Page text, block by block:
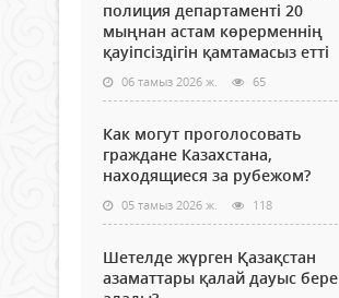
полиция департаменті 20
мыңнан астам көрерменнің
қауіпсіздігін қамтамасыз етті
06 тамыз 2026 ж. 65
Как могут проголосовать
граждане Казахстана,
находящиеся за рубежом?
05 тамыз 2026 ж. 118
Шетелде жүрген Қазақстан
азаматтары қалай дауыс бере